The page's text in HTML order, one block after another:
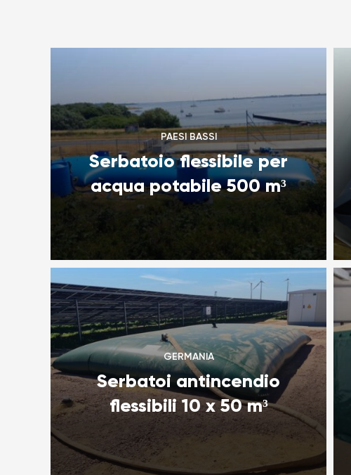
PAESI BASSI
Serbatoio flessibile per
acqua potabile 500 m³
GERMANIA
Serbatoi antincendio
flessibili 10 x 50 m³